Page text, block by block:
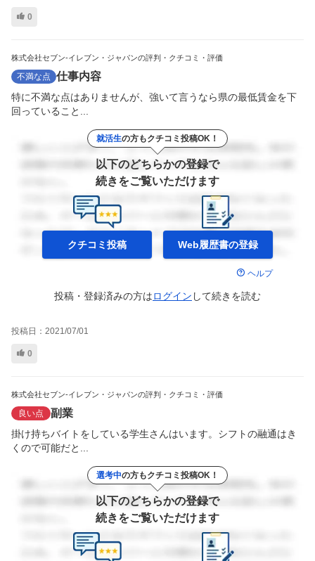
0
株式会社セブン-イレブン・ジャパンの評判・クチコミ・評価
不満な点 仕事内容
特に不満な点はありませんが、強いて言うなら県の最低賃金を下
回っていること...
就活生の方もクチコミ投稿OK！
以下のどちらかの登録で
続きをご覧いただけます
クチコミ投稿 Web履歴書の登録
ヘルプ
投稿・登録済みの方はログイン して続きを読む
投稿日： 2021/07/01
0
株式会社セブン-イレブン・ジャパンの評判・クチコミ・評価
良い点 副業
掛け持ちバイトをしている学生さんはいます。シフトの融通はき
くので可能だと...
選考中の方もクチコミ投稿OK！
以下のどちらかの登録で
続きをご覧いただけます